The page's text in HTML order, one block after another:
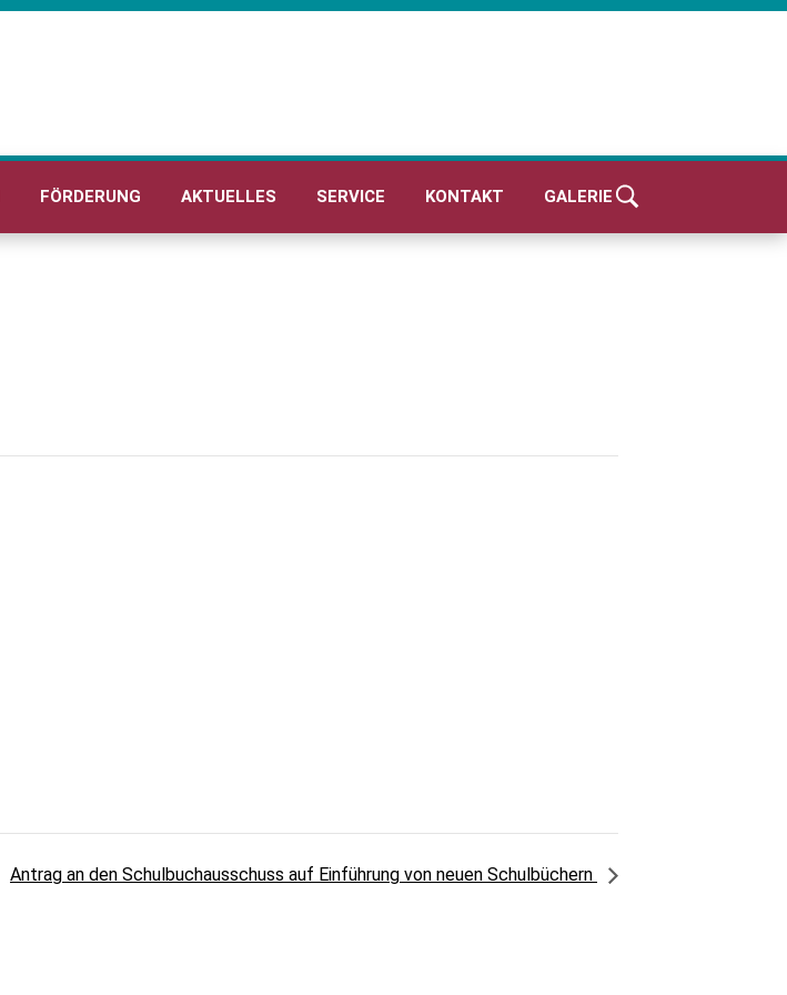
FÖRDERUNG AKTUELLES SERVICE KONTAKT GALERIE
Antrag an den Schulbuchausschuss auf Einführung von neuen Schulbüchern